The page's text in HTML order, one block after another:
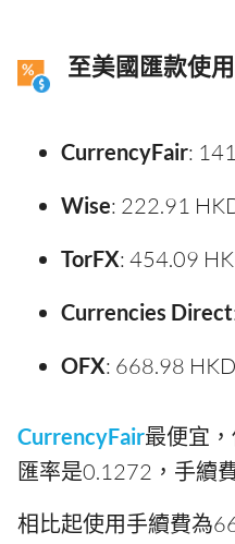
至美國匯款使
CurrencyFair:
Wise: 222.91
TorFX: 454.09
Currencies Direct
OFX: 668.98 HKD
CurrencyFair最便宜
匯率是0.1272，手續
相比起使用手續費為